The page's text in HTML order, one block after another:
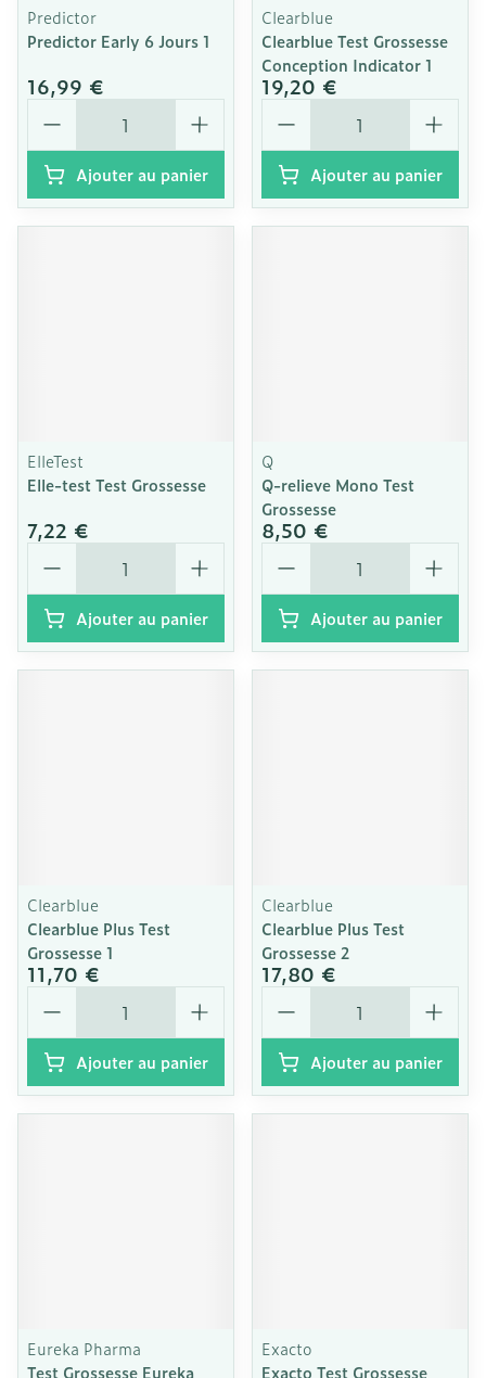
Predictor
Predictor Early 6 Jours 1
16,99 €
Quantité
Ajouter au panier
Clearblue
Clearblue Test Grossesse
Conception Indicator 1
19,20 €
Quantité
Ajouter au panier
ElleTest
Elle-test Test Grossesse
7,22 €
Quantité
Ajouter au panier
Q
Q-relieve Mono Test
Grossesse
8,50 €
Quantité
Ajouter au panier
Clearblue
Clearblue Plus Test
Grossesse 1
11,70 €
Quantité
Ajouter au panier
Clearblue
Clearblue Plus Test
Grossesse 2
17,80 €
Quantité
Ajouter au panier
Eureka Pharma
Test Grossesse Eureka
Exacto
Exacto Test Grossesse